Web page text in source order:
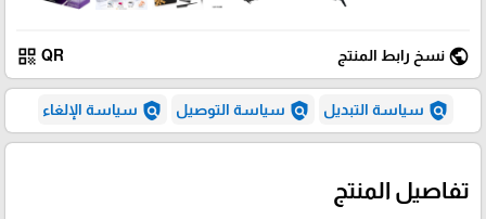
public نسخ رابط المنتج QR
qr_code
policy سياسة التبديل policy سياسة التوصيل policy سياسة الإلغاء
تفاصيل المنتج